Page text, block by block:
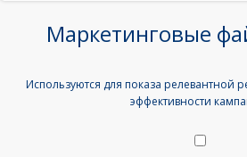
Маркетинговые
Используются для показа релевантной
эффективности